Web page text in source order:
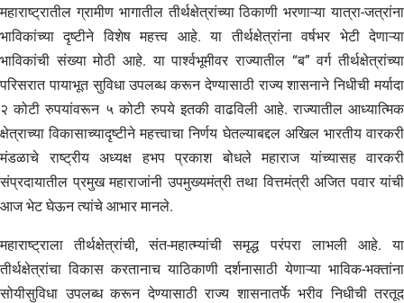
महाराष्ट्रातील ग्रामीण भागातील तीर्थक्षेत्रांच्या ठिकाणी भरणाऱ्या यात्रा-जत्रांना
भाविकांच्या दृष्टीने विशेष महत्त्व आहे. या तीर्थक्षेत्रांना वर्षभर भेटी देणाऱ्या
भाविकांची संख्या मोठी आहे. या पार्श्वभूमीवर राज्यातील “ब” वर्ग तीर्थक्षेत्रांच्या
परिसरात पायाभूत सुविधा उपलब्ध करून देण्यासाठी राज्य शासनाने निधीची मर्यादा
२ कोटी रुपयांवरून ५ कोटी रुपये इतकी वाढविली आहे. राज्यातील आध्यात्मिक
क्षेत्राच्या विकासाच्यादृष्टीने महत्त्वाचा निर्णय घेतल्याबद्दल अखिल भारतीय वारकरी
मंडळाचे राष्ट्रीय अध्यक्ष हभप प्रकाश बोधले महाराज यांच्यासह वारकरी
संप्रदायातील प्रमुख महाराजांनी उपमुख्यमंत्री तथा वित्तमंत्री अजित पवार यांची
आज भेट घेऊन त्यांचे आभार मानले.
महाराष्ट्राला तीर्थक्षेत्रांची, संत-महात्म्यांची समृद्ध परंपरा लाभली आहे. या
तीर्थक्षेत्रांचा विकास करतानाच याठिकाणी दर्शनासाठी येणाऱ्या भाविक-भक्तांना
सोयीसुविधा उपलब्ध करून देण्यासाठी राज्य शासनातर्फे भरीव निधीची तरतूद